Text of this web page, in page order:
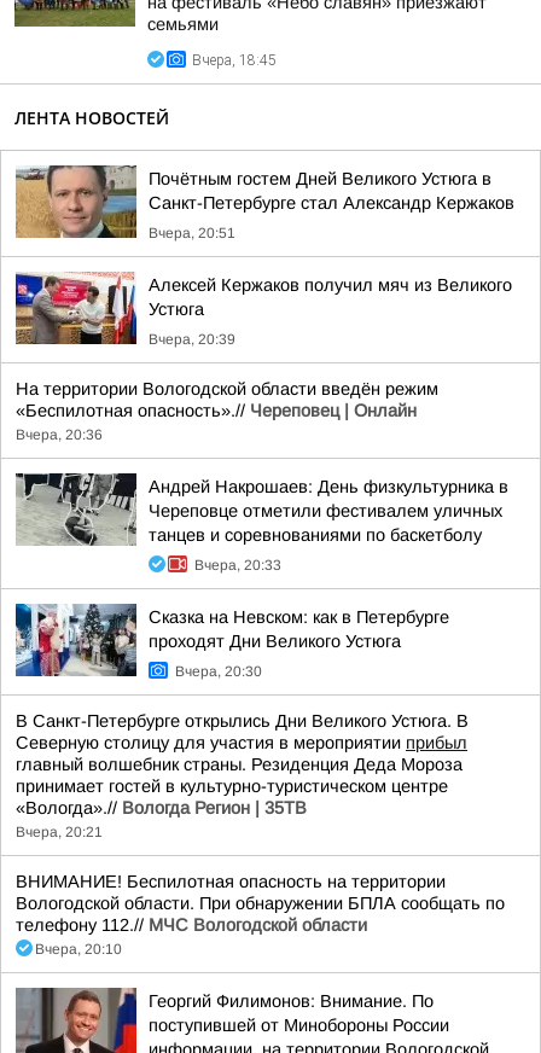
семьями
Вчера, 18:45
ЛЕНТА НОВОСТЕЙ
Почётным гостем Дней Великого Устюга в
Санкт-Петербурге стал Александр Кержаков
Вчера, 20:51
Алексей Кержаков получил мяч из Великого
Устюга
Вчера, 20:39
На территории Вологодской области введён режим
«Беспилотная опасность».// Череповец | Онлайн
Вчера, 20:36
Андрей Накрошаев: День физкультурника в
Череповце отметили фестивалем уличных
танцев и соревнованиями по баскетболу
Вчера, 20:33
Сказка на Невском: как в Петербурге
проходят Дни Великого Устюга
Вчера, 20:30
В Санкт-Петербурге открылись Дни Великого Устюга. В
Северную столицу для участия в мероприятии прибыл
главный волшебник страны. Резиденция Деда Мороза
принимает гостей в культурно-туристическом центре
«Вологда».// Вологда Регион | 35ТВ
Вчера, 20:21
ВНИМАНИЕ! Беспилотная опасность на территории
Вологодской области. При обнаружении БПЛА сообщать по
телефону 112.// МЧС Вологодской области
Вчера, 20:10
Георгий Филимонов: Внимание. По
поступившей от Минобороны России